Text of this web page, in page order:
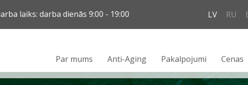
to
main
Darba laiks: darba dienās 9:00 - 19:00 LV RU
Galvenā
navigācija